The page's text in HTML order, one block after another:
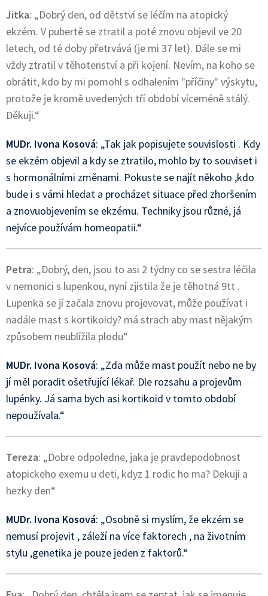
Jitka: „Dobrý den, od dětství se léčím na atopický
ekzém. V pubertě se ztratil a poté znovu objevil ve 20
letech, od té doby přetrvává (je mi 37 let). Dále se mi
vždy ztratil v těhotenství a při kojení. Nevím, na koho se
obrátit, kdo by mi pomohl s odhalením "příčiny" výskytu,
protože je kromě uvedených tří období víceméně stálý.
Děkuji.“
MUDr. Ivona Kosová: „Tak jak popisujete souvislosti . Kdy
se ekzém objevil a kdy se ztratilo, mohlo by to souviset i
s hormonálními změnami. Pokuste se najít někoho ,kdo
bude i s vámi hledat a procházet situace před zhoršením
a znovuobjevením se ekzému. Techniky jsou různé, já
nejvíce používám homeopatii.“
Petra: „Dobrý, den, jsou to asi 2 týdny co se sestra léčila
v nemonici s lupenkou, nyní zjistila že je těhotná 9tt .
Lupenka se jí začala znovu projevovat, může používat i
nadále mast s kortikoidy? má strach aby mast nějakým
způsobem neublížila plodu“
MUDr. Ivona Kosová: „Zda může mast použít nebo ne by
jí měl poradit ošetřující lékař. Dle rozsahu a projevům
lupénky. Já sama bych asi kortikoid v tomto období
nepoužívala.“
Tereza: „Dobre odpoledne, jaka je pravdepodobnost
atopickeho exemu u deti, kdyz 1 rodic ho ma? Dekuji a
hezky den“
MUDr. Ivona Kosová: „Osobně si myslím, že ekzém se
nemusí projevit , záleží na více faktorech , na životním
stylu ,genetika je pouze jeden z faktorů.“